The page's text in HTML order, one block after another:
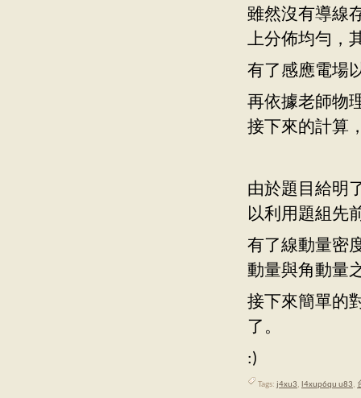
雖然沒有導線
上分佈均勻，
有了感應電場
再依據老師物
接下來的計算
由於題目給明
以利用題組先
有了線動量密
動量與角動量
接下來簡單的
了。
:)
Tags: j4xu3, l4xup6qu u83,